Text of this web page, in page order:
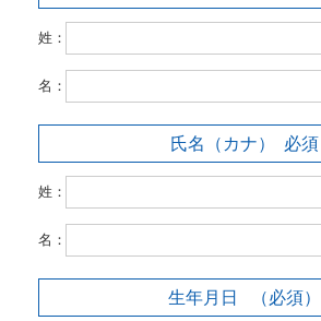
姓：
名：
氏名（カナ） 必須
姓：
名：
生年月日 （必須）